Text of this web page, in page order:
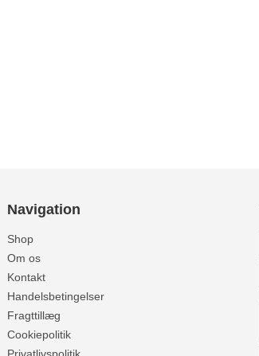
Navigation
Shop
Om os
Kontakt
Handelsbetingelser
Fragttillæg
Cookiepolitik
Privatlivspolitik